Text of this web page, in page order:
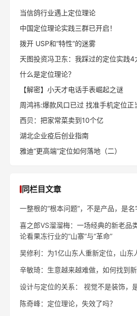
当信鸽行业遇上定位理论
中国定位理论实践三群已开启！
拨开 USP和“特性”的迷雾
天图投资冯卫东：我踩过的定位实践4
什么是定位理论？
【解密】小天才电话手表崛起之谜
周鸿祎:爆款风口已过 找准手机定位正
西贝：把家常菜卖到10个亿
湖北企业疫后创业指南
雅迪“更高端”定位如何落地（二）
同栏目文章
一整根的“根本问题”，不是产品，是名
喜之郎VS溜溜梅：一场经典的新老
论看果冻行业的“山寨”与“革命”
吴修利：为1亿山东人重新定位，山东
辛敏琦：生意越来越难做，如何找到新
设计与定位的关系： 视觉不是装饰，
陈奇峰：定位理论，失效了吗？